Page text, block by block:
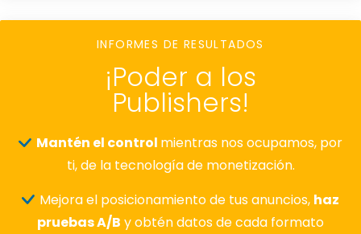
INFORMES DE RESULTADOS
¡Poder a los
Publishers!
Mantén el control mientras nos ocupamos, por
ti, de la tecnología de monetización.
Mejora el posicionamiento de tus anuncios, haz
pruebas A/B y obtén datos de cada formato